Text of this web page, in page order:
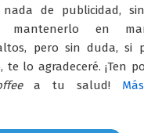
de publicidad,
mantenerlo en
pero sin duda, si
te lo agradeceré. ¡Ten
a tu salud!